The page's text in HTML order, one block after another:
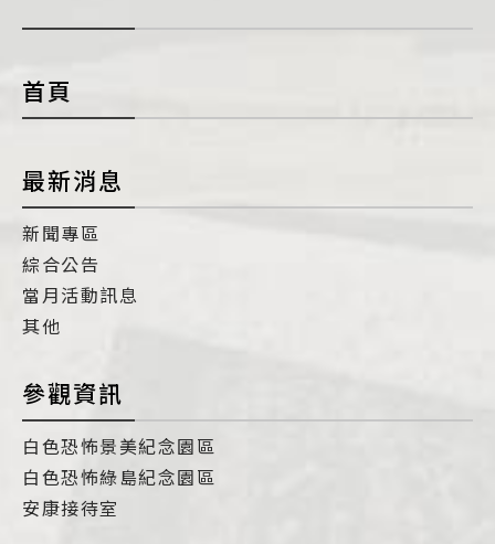
首頁
最新消息
新聞專區
綜合公告
當月活動訊息
其他
參觀資訊
白色恐怖景美紀念園區
白色恐怖綠島紀念園區
安康接待室